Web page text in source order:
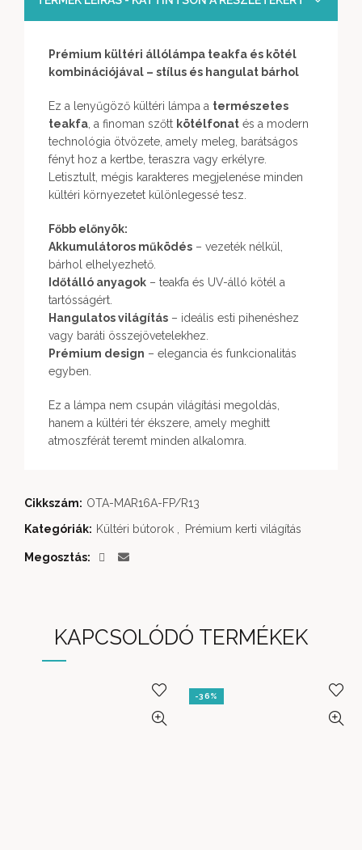
Prémium kültéri állólámpa teakfa és kötél
kombinációjával – stílus és hangulat bárhol
Ez a lenyűgöző kültéri lámpa a természetes
teakfa , a finoman szőtt kötélfonat és a modern
technológia ötvözete, amely meleg, barátságos
fényt hoz a kertbe, teraszra vagy erkélyre.
Letisztult, mégis karakteres megjelenése minden
kültéri környezetet különlegessé tesz.
Főbb előnyök:
Akkumulátoros működés – vezeték nélkül,
bárhol elhelyezhető.
Időtálló anyagok – teakfa és UV-álló kötél a
tartósságért.
Hangulatos világítás – ideális esti pihenéshez
vagy baráti összejövetelekhez.
Prémium design – elegancia és funkcionalitás
egyben.
Ez a lámpa nem csupán világítási megoldás,
hanem a kültéri tér ékszere, amely meghitt
atmoszférát teremt minden alkalomra.
Cikkszám: OTA-MAR16A-FP/R13
Kategóriák: Kültéri bútorok Prémium kerti világítás
Megosztás
KAPCSOLÓDÓ TERMÉKEK
-36%